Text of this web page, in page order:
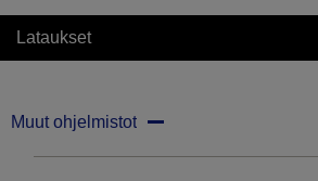
Lataukset
Muut ohjelmistot